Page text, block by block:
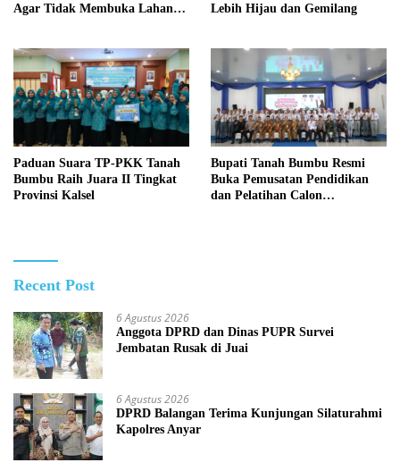
Agar Tidak Membuka Lahan
Lebih Hijau dan Gemilang
Paduan Suara TP-PKK Tanah
Bumbu Raih Juara II Tingkat
Provinsi Kalsel
Bupati Tanah Bumbu Resmi
Buka Pemusatan Pendidikan
dan Pelatihan Calon
Recent Post
6 Agustus 2026
Anggota DPRD dan Dinas PUPR Survei
Jembatan Rusak di Juai
6 Agustus 2026
DPRD Balangan Terima Kunjungan Silaturahmi
Kapolres Anyar